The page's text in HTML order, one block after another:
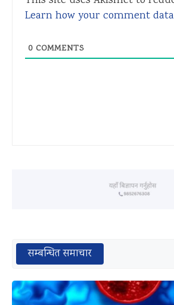
Learn how your comment
0 COMMENTS
सम्बन्धित समाचार